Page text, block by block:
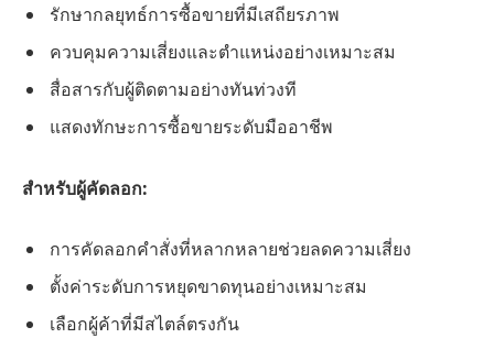
รักษากลยุทธ์การซื้อขายที่มีเสถียรภาพ
ควบคุมความเสี่ยงและตำแหน่งอย่างเหมาะสม
สื่อสารกับผู้ติดตามอย่างทันท่วงที
แสดงทักษะการซื้อขายระดับมืออาชีพ
สำหรับผู้คัดลอก:
การคัดลอกคำสั่งที่หลากหลายช่วยลดความเสี่ยง
ตั้งค่าระดับการหยุดขาดทุนอย่างเหมาะสม
เลือกผู้ค้าที่มีสไตล์ตรงกัน